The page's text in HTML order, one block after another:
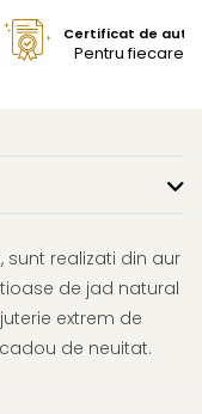
Certificat de
Pentru fiecare
sunt realizati din aur
de jad natural
extrem de
de neuitat.